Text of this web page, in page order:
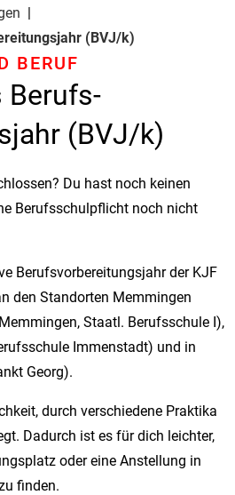
(BVJ/k)
Berufs­
(BVJ/k)
BERUF
Du hast noch keinen
Berufsschulpflicht noch nicht
Berufsvorbereitungsjahr der KJF
den Standorten Memmingen
Staatl. Berufsschule I),
Immenstadt) und in
Georg).
durch verschiedene Praktika
Dadurch ist es für dich leichter,
oder eine Anstellung in
finden.